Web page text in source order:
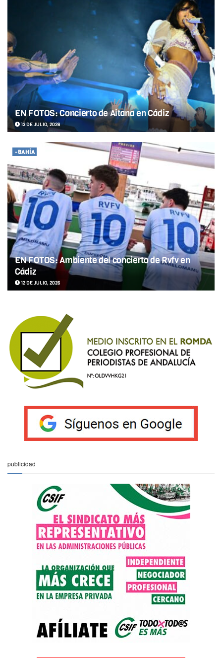
EN FOTOS: Concierto de Aitana en Cádiz
13 DE JULIO, 2026
-BAHÍA
EN FOTOS: Ambiente del concierto de Rvfv en
Cádiz
12 DE JULIO, 2026
publicidad